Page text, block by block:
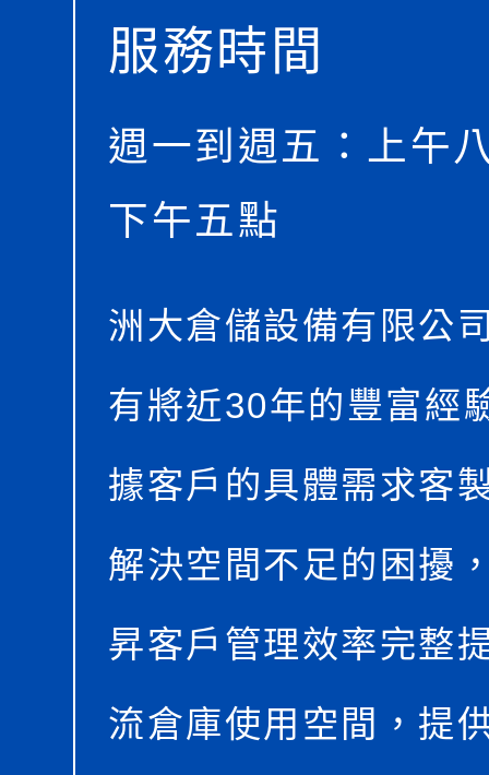
服務時間
週一到週五：上午
下午五點
洲大倉儲設備有限公
有將近30年的豐富經
據客戶的具體需求客
解決空間不足的困擾
昇客戶管理效率完整
流倉庫使用空間，提